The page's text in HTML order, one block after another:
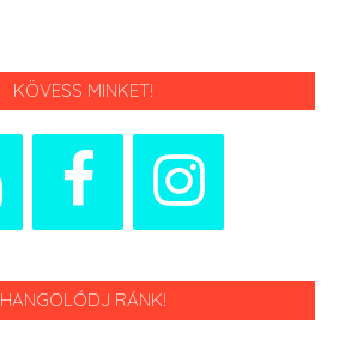
KÖVESS MINKET!
HANGOLÓDJ RÁNK!